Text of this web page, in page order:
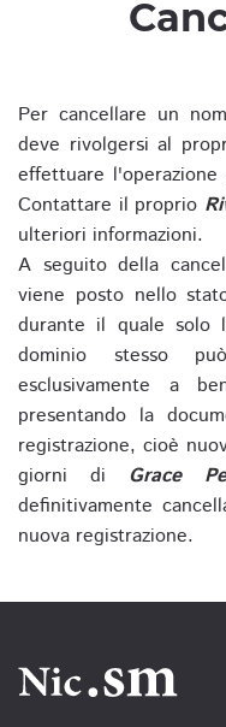
Per cancellare un
deve rivolgersi al
effettuare l'operazione
Contattare il proprio
ulteriori informazioni.
A seguito della
viene posto nello
durante il quale solo
dominio stesso
esclusivamente a
presentando la
registrazione, cioè
giorni di Grace
definitivamente
nuova registrazione.